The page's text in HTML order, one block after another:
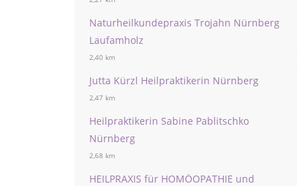
Naturheilkundepraxis Trojahn Nürnberg
Laufamholz
2,40 km
Jutta Kürzl Heilpraktikerin Nürnberg
2,47 km
Heilpraktikerin Sabine Pablitschko
Nürnberg
2,68 km
HEILPRAXIS für HOMÖOPATHIE und